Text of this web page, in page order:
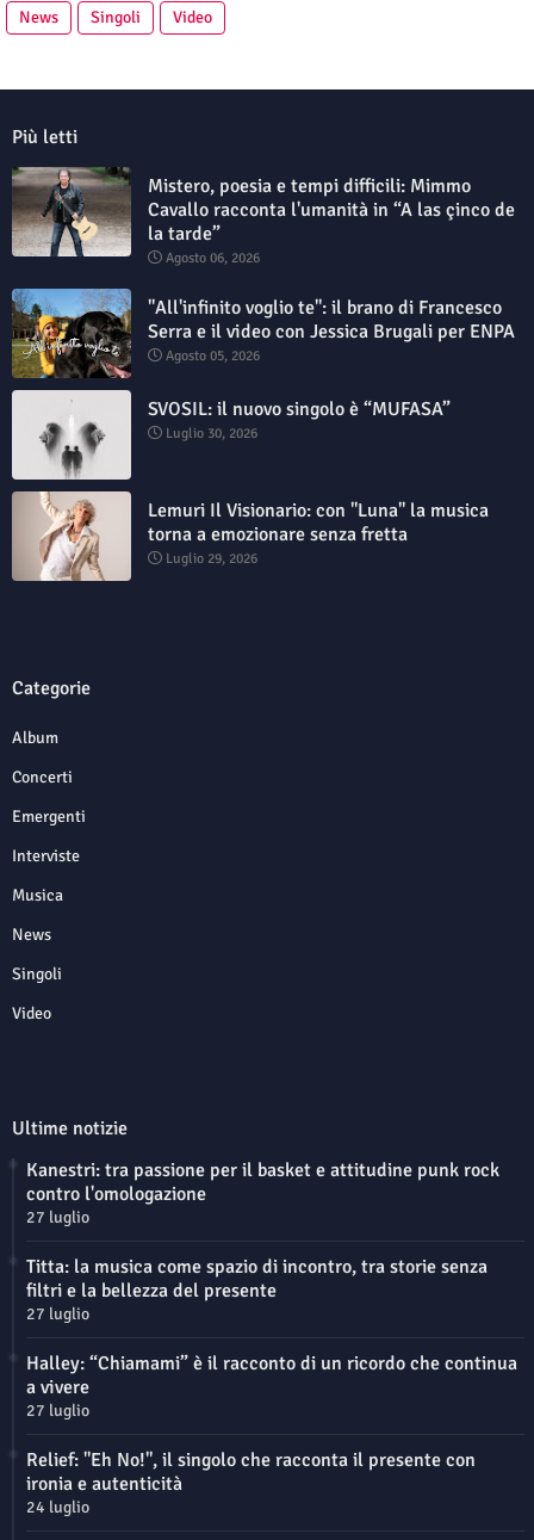
News
Singoli Video
Più letti
Mistero, poesia e tempi difficili: Mimmo
Cavallo racconta l'umanità in “A las çinco de
la tarde”
Agosto 06, 2026
"All'infinito voglio te": il brano di Francesco
Serra e il video con Jessica Brugali per ENPA
Agosto 05, 2026
SVOSIL: il nuovo singolo è “MUFASA”
Luglio 30, 2026
Lemuri Il Visionario: con "Luna" la musica
torna a emozionare senza fretta
Luglio 29, 2026
Categorie
Album
Concerti
Emergenti
Interviste
Musica
News
Singoli
Video
Ultime notizie
Kanestri: tra passione per il basket e attitudine punk rock
contro l'omologazione
27 luglio
Titta: la musica come spazio di incontro, tra storie senza
filtri e la bellezza del presente
27 luglio
Halley: “Chiamami” è il racconto di un ricordo che continua
a vivere
27 luglio
Relief: "Eh No!", il singolo che racconta il presente con
ironia e autenticità
24 luglio